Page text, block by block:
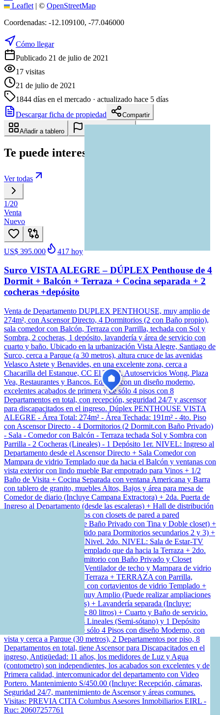
Leaflet | © OpenStreetMap
Coordenadas: -12.109100, -77.046000
Cómo llegar
Publicado 21 de julio de 2021
17 visitas
21 de julio de 2021
1844 días en el mercado · actualizado hace 5 días
Descargar ficha de propiedad
Compartir
Añadir a tablero
Te puede interesar
Ver todas
1/20
Venta
Nuevo
US$ 395.000 417 hoy
Surco VISTA ALEGRE – DÚPLEX Penthouse de 4
Dormit + Balcón + Terraza + Cocina separada + 2
cocheras +depósito
Venta de Departamento DUPLEX PENTHOUSE, muy amplio de
274m², con Ascensor Directo, 4 Dormitorios (2 con Baño propio),
sala comedor con Balcón, Terraza con Parrilla, techada con Sol y
Sombra, 2 cocheras, 1 depósito, lavandería y área de servicio con
cuarto y baño. Ubicado en la urbanización Vista Alegre, Santiago de
Surco, cerca a Parque (a 30 metros), altura cruce de las avenidas
Velasco Astete y Benavides, en una excelente zona, cerca a
Chacarilla del Estanque, CC El Trigal, Autoservicios Wong, Plaza
Vea, Restaurantes y Bancos. Edificio con un diseño moderno,
excelentes acabados de primera y de sólo 4 pisos con 8
Departamentos en total, con recepción, seguridad 24/7 y ascensor
para discapacitados en el ingreso. Dúplex PENTHOUSE VISTA
ALEGRE - Área Total: 274m² - Área Techada: 191m² - 4to. Piso
con Ascensor Directo - 4 Dormitorios (2 Dormit.con Baño Privado)
- Sala - Comedor con Balcón - Terraza techada Sol y Sombra con
Parrilla - 2 Cocheras (Lineales) - 1 Depósito 1er. NIVEL: Ingreso al
Departamento desde el Ascensor Directo + Sala Comedor con
Mampara de vidrio Templado que da hacia el Balcón y ventanas con
vista exterior con lindo mueble Bar empotrado para Vinos + 1/2
Baño de Visita + Cocina Separada con ventana Americana y Barra
con tablero de granito, muebles Altos, Bajos y área para mesa de
Comedor de diario (Incluye Campana Extractora) + 2da. Puerta de
Ingreso al Departamento (desde las escaleras) + Hall de distribución
o Estar-TV + 3 Dormitorios con closets de pared a pared
(Dormitorio Principal tiene Baño Privado con Tina y Doble closet) +
Baño con Ducha (compartido para Dormitorios secundarios 2 y 3) +
Escalera que lleva al 2do. Nivel. 2do. NIVEL: Sala de Estar-TV
con Mampara de Vidrio Templado que da hacia la Terraza + 2do.
Baño de Visita + 4to. Dormitorio con Baño Privado y Closet
Amplio de pared a pared, Ventilador de techo y Mampara de vidrio
Templado que da hacia la Terraza + TERRAZA con Parrilla,
techada con Sol y Sombra con cortavientos de vidrio Templado +
Terraza Posterior o patio muy Amplio (Puede realizar ampliaciones
y colocar más habitaciones) + Lavandería separada (Incluye:
Therma eléctrica SOLE de 80 litros) + Cuarto y Baño de servicio.
Precio incluye 2 Cocheras Lineales (Semi-sótano) y 1 Depósito
(Semi-sótano). Edificio de sólo 4 Pisos con diseño Moderno, con
vista y cerca a Parque (30 metros), 2 Departamentos por piso, 8
Departamentos en total, tiene Ascensor para Discapacitados en el
ingreso, Antigüedad: 11 años, los medidores de Luz y Agua
(contometro) son independientes, los acabados son excelentes y de
Primera calidad, intercomunicador del departamento con Video
Portero. Mantenimiento S/450.00 (Incluye: Recepción, cámaras,
Seguridad 24/7, mantenimiento de Ascensor y áreas comunes.
Visitas: PREVIA CITA Columbus Asesores Inmobiliarios EIRL -
Ruc: 20607257761